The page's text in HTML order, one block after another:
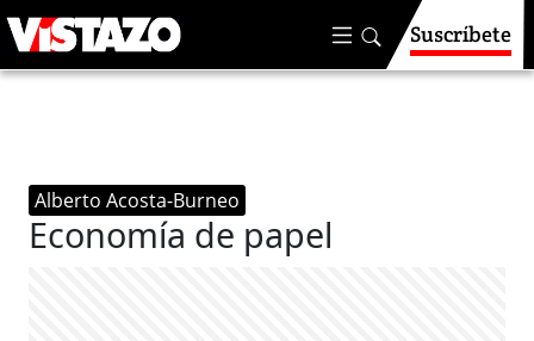
Suscríbete
Alberto Acosta-Burneo
Economía de papel